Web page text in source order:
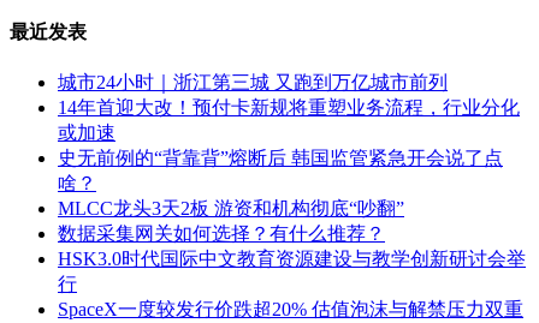
最近发表
城市24小时｜浙江第三城 又跑到万亿城市前列
14年首迎大改！预付卡新规将重塑业务流程，行业分化
或加速
史无前例的“背靠背”熔断后 韩国监管紧急开会说了点
啥？
MLCC龙头3天2板 游资和机构彻底“吵翻”
数据采集网关如何选择？有什么推荐？
HSK3.0时代国际中文教育资源建设与教学创新研讨会举
行
SpaceX一度较发行价跌超20% 估值泡沫与解禁压力双重